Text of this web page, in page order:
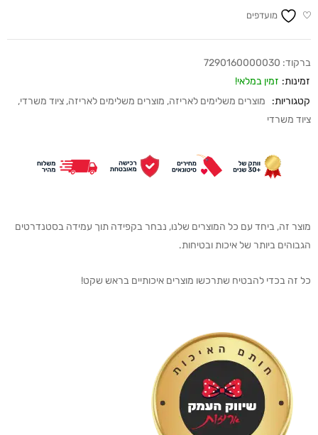
מועדפים
ברקוד: 7290160000030
זמינות: זמין במלאי!
קטגוריות:
מוצרים משלימים לאריזה, מוצרים משלימים לאריזה, ציוד משרדי,
ציוד משרדי
מוצר זה, ביחד עם כל המוצרים שלנו, נבחר בקפידה תוך עמידה בסטנדרטים
הגבוהים ביותר של איכות ובטיחות.
כל זה בכדי להבטיח שתרכשו מוצרים איכותיים בראש שקט!